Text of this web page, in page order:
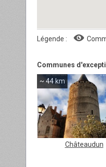
Légende :
Communes
Châteaudun
~ 44 km